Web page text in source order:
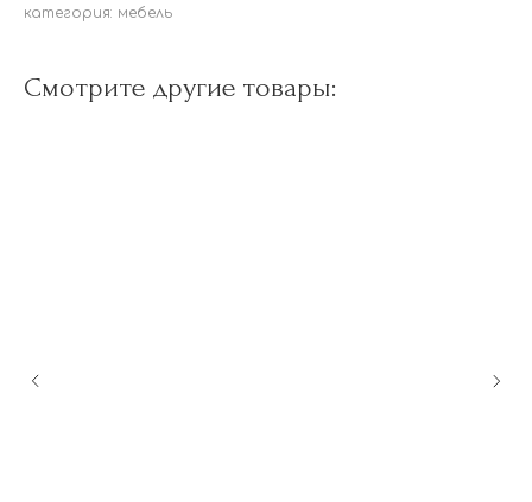
категория: мебель
Смотрите другие товары: